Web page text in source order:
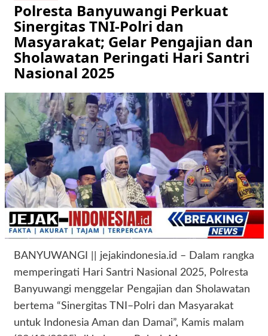
Polresta Banyuwangi Perkuat
Sinergitas TNI-Polri dan
Masyarakat; Gelar Pengajian dan
Sholawatan Peringati Hari Santri
Nasional 2025
BANYUWANGI || jejakindonesia.id – Dalam rangka
memperingati Hari Santri Nasional 2025, Polresta
Banyuwangi menggelar Pengajian dan Sholawatan
bertema “Sinergitas TNI–Polri dan Masyarakat
untuk Indonesia Aman dan Damai”, Kamis malam